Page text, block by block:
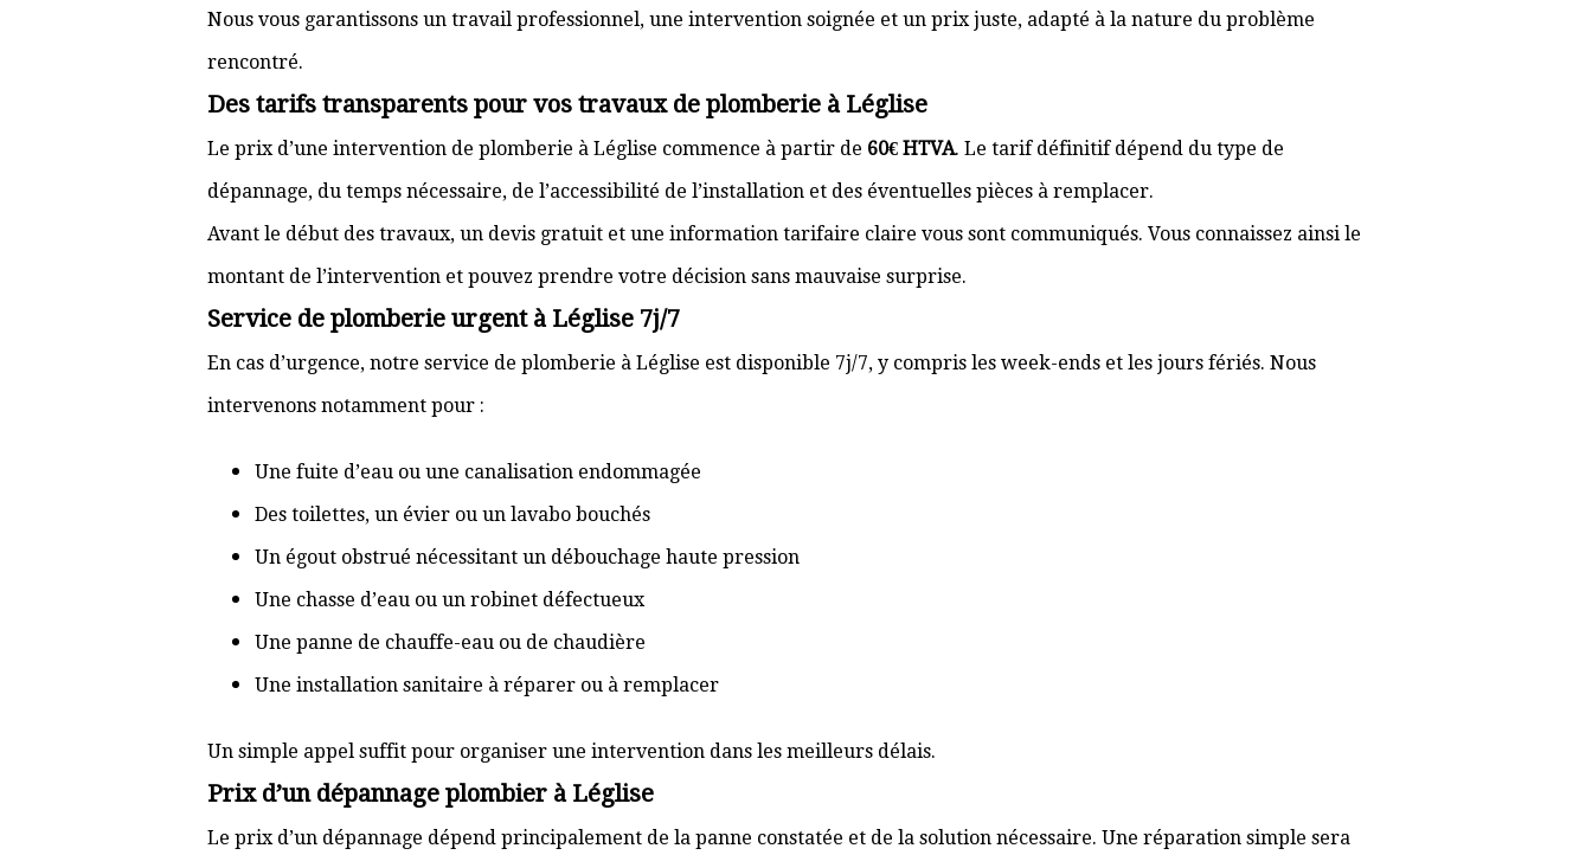
Nous vous garantissons un travail professionnel, une intervention soignée et un prix juste, adapté à la nature du problème
rencontré.
Des tarifs transparents pour vos travaux de plomberie à Léglise
Le prix d’une intervention de plomberie à Léglise commence à partir de 60€ HTVA. Le tarif définitif dépend du type de
dépannage, du temps nécessaire, de l’accessibilité de l’installation et des éventuelles pièces à remplacer.
Avant le début des travaux, un devis gratuit et une information tarifaire claire vous sont communiqués. Vous connaissez ainsi le
montant de l’intervention et pouvez prendre votre décision sans mauvaise surprise.
Service de plomberie urgent à Léglise 7j/7
En cas d’urgence, notre service de plomberie à Léglise est disponible 7j/7, y compris les week-ends et les jours fériés. Nous
intervenons notamment pour :
Une fuite d’eau ou une canalisation endommagée
Des toilettes, un évier ou un lavabo bouchés
Un égout obstrué nécessitant un débouchage haute pression
Une chasse d’eau ou un robinet défectueux
Une panne de chauffe-eau ou de chaudière
Une installation sanitaire à réparer ou à remplacer
Un simple appel suffit pour organiser une intervention dans les meilleurs délais.
Prix d’un dépannage plombier à Léglise
Le prix d’un dépannage dépend principalement de la panne constatée et de la solution nécessaire. Une réparation simple sera